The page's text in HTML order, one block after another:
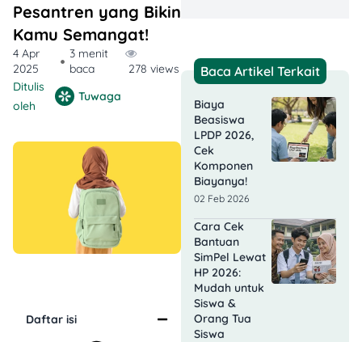
Pesantren yang Bikin
Kamu Semangat!
4 Apr
2025
3 menit
baca
278 views
Ditulis
oleh
Tuwaga
Daftar isi
Baca Artikel Terkait
Biaya
Beasiswa
LPDP 2026,
Cek
Komponen
Biayanya!
02 Feb 2026
Cara Cek
Bantuan
SimPel Lewat
HP 2026:
Mudah untuk
Siswa &
Orang Tua
Siswa